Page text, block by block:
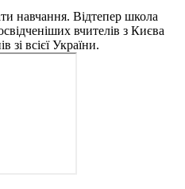
навчання. Відтепер школа
вчителів з Києва
зі всієї України.